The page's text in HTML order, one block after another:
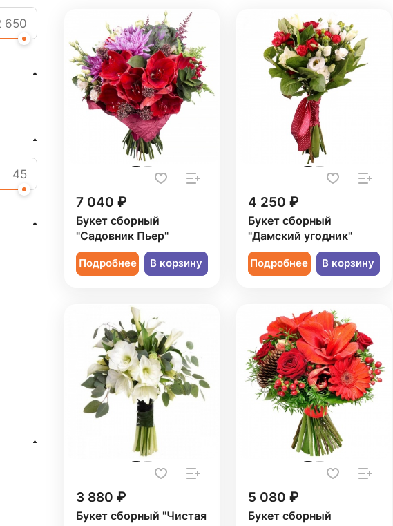
7 040 ₽
Букет сборный
"Садовник Пьер"
Подробнее В корзину
4 250 ₽
Букет сборный
"Дамский угодник"
Подробнее В корзину
3 880 ₽
Букет сборный "Чистая
5 080 ₽
Букет сборный